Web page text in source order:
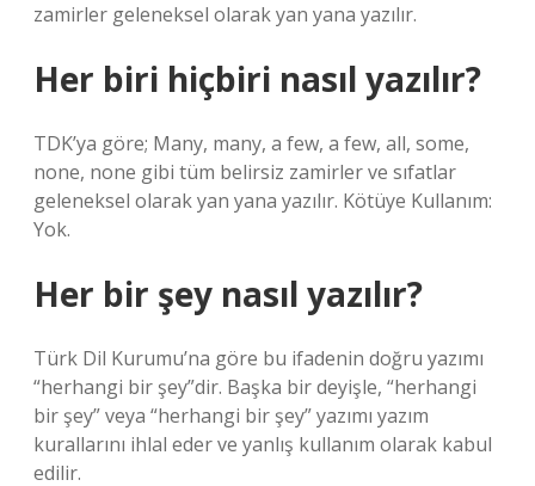
zamirler geleneksel olarak yan yana yazılır.
Her biri hiçbiri nasıl yazılır?
TDK’ya göre; Many, many, a few, a few, all, some,
none, none gibi tüm belirsiz zamirler ve sıfatlar
geleneksel olarak yan yana yazılır. Kötüye Kullanım:
Yok.
Her bir şey nasıl yazılır?
Türk Dil Kurumu’na göre bu ifadenin doğru yazımı
“herhangi bir şey”dir. Başka bir deyişle, “herhangi
bir şey” veya “herhangi bir şey” yazımı yazım
kurallarını ihlal eder ve yanlış kullanım olarak kabul
edilir.